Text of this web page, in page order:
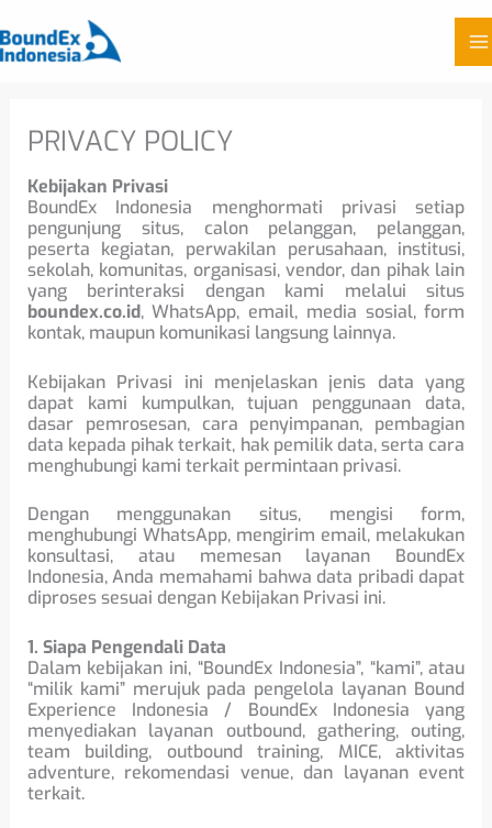
contentPRIVACY POLICY
Kebijakan Privasi
BoundEx Indonesia menghormati privasi setiap
pengunjung situs, calon pelanggan, pelanggan,
peserta kegiatan, perwakilan perusahaan, institusi,
sekolah, komunitas, organisasi, vendor, dan pihak lain
yang berinteraksi dengan kami melalui situs
boundex.co.id, WhatsApp, email, media sosial, form
kontak, maupun komunikasi langsung lainnya.
Kebijakan Privasi ini menjelaskan jenis data yang
dapat kami kumpulkan, tujuan penggunaan data,
dasar pemrosesan, cara penyimpanan, pembagian
data kepada pihak terkait, hak pemilik data, serta cara
menghubungi kami terkait permintaan privasi.
Dengan menggunakan situs, mengisi form,
menghubungi WhatsApp, mengirim email, melakukan
konsultasi, atau memesan layanan BoundEx
Indonesia, Anda memahami bahwa data pribadi dapat
diproses sesuai dengan Kebijakan Privasi ini.
1. Siapa Pengendali Data
Dalam kebijakan ini, “BoundEx Indonesia”, “kami”, atau
“milik kami” merujuk pada pengelola layanan Bound
Experience Indonesia / BoundEx Indonesia yang
menyediakan layanan outbound, gathering, outing,
team building, outbound training, MICE, aktivitas
adventure, rekomendasi venue, dan layanan event
terkait.